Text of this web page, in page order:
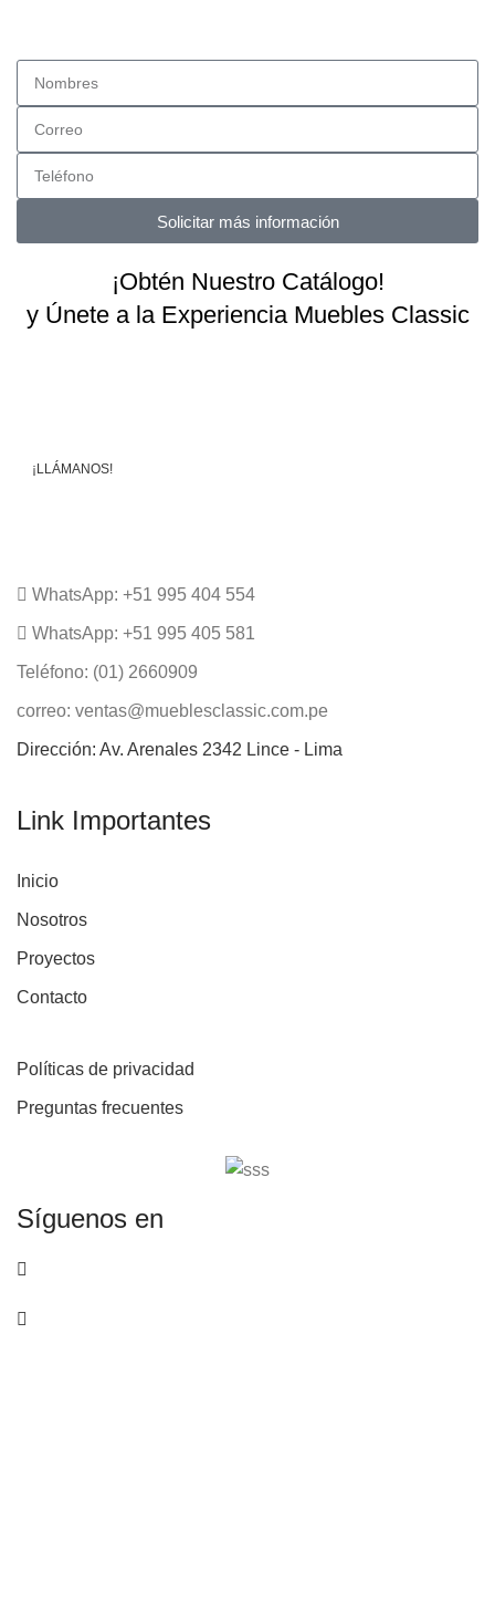
Solicitar más información
¡Obtén Nuestro Catálogo!
y Únete a la Experiencia Muebles Classic
¡LLÁMANOS!
WhatsApp: +51 995 404 554
WhatsApp: +51 995 405 581
Teléfono: (01) 2660909
correo: ventas@mueblesclassic.com.pe
Dirección: Av. Arenales 2342 Lince - Lima
Link Importantes
Inicio
Nosotros
Proyectos
Contacto
Políticas de privacidad
Preguntas frecuentes
Síguenos en